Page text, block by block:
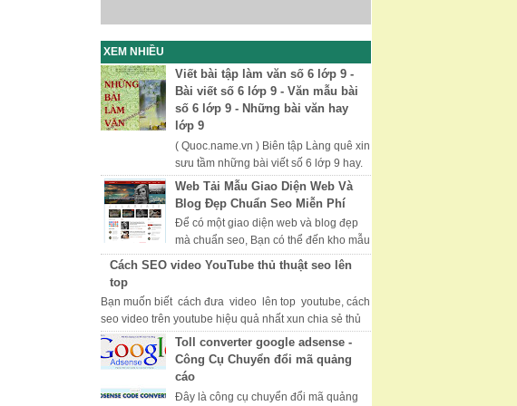
XEM NHIỀU
Viết bài tập làm văn số 6 lớp 9 -
Bài viết số 6 lớp 9 - Văn mẫu bài
số 6 lớp 9 - Những bài văn hay
lớp 9
( Quoc.name.vn ) Biên tập Làng quê xin
sưu tầm những bài viết số 6 lớp 9 hay.
Chúc các bạn học tốt thi tốt. Những Bài
Văn Hay, Văn Mẫu Lớp 9...
Web Tải Mẫu Giao Diện Web Và
Blog Đẹp Chuẩn Seo Miễn Phí
Để có một giao diện web và blog đẹp
mà chuẩn seo, Bạn có thể đến kho mẫu
của Mythemeshop với nhiều giao diện
đẹp và được tối ưu hóa, đượ...
Cách SEO video YouTube thủ thuật seo lên
top
Bạn muốn biết cách đưa video lên top youtube, cách
seo video trên youtube hiệu quả nhất xun chia sẻ thủ
thuật seo video youtube hữ hiệu...
Toll converter google adsense -
Công Cụ Chuyển đổi mã quảng
cáo
Đây là công cụ chuyển đổi mã quảng